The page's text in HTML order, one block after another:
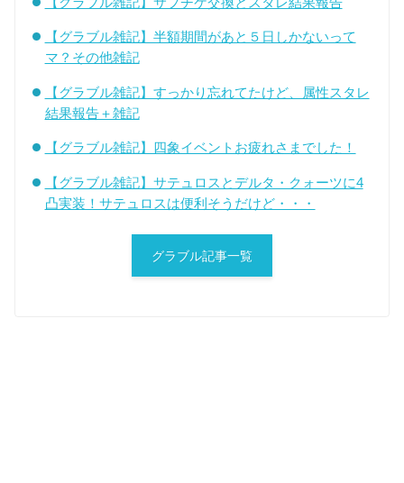
【グラブル雑記】半額期間があと５日しかないって
マ？その他雑記
【グラブル雑記】すっかり忘れてたけど、属性スタレ
結果報告＋雑記
【グラブル雑記】四象イベントお疲れさまでした！
【グラブル雑記】サテュロスとデルタ・クォーツに4
凸実装！サテュロスは便利そうだけど・・・
グラブル記事一覧